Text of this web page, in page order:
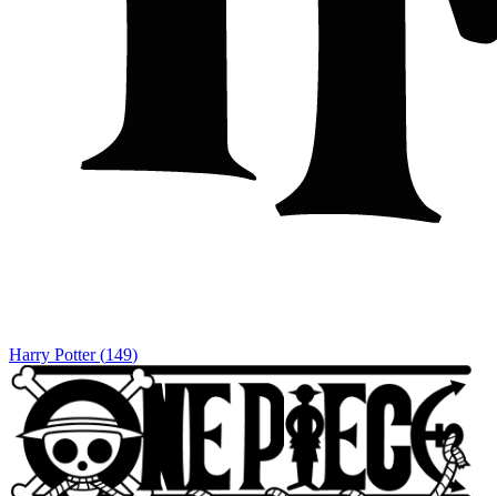
Harry Potter (149)